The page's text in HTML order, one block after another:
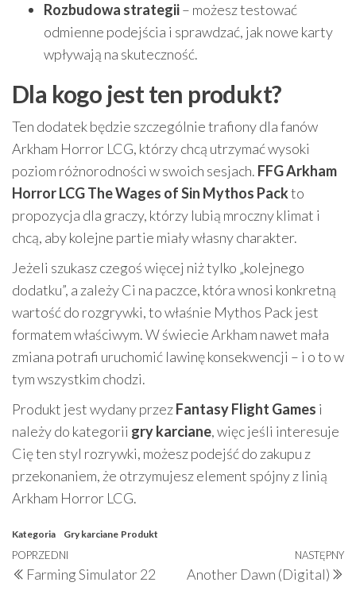
Rozbudowa strategii– możesz testować
odmienne podejścia i sprawdzać, jak nowe karty
wpływają na skuteczność.
Dla kogo jest ten produkt?
Ten dodatek będzie szczególnie trafiony dla fanów
Arkham Horror LCG, którzy chcą utrzymać wysoki
poziom różnorodności w swoich sesjach. FFG Arkham
Horror LCG The Wages of Sin Mythos Packto
propozycja dla graczy, którzy lubią mroczny klimat i
chcą, aby kolejne partie miały własny charakter.
Jeżeli szukasz czegoś więcej niż tylko „kolejnego
dodatku”, a zależy Ci na paczce, która wnosi konkretną
wartość do rozgrywki, to właśnie Mythos Pack jest
formatem właściwym. W świecie Arkham nawet mała
zmiana potrafi uruchomić lawinę konsekwencji – i o to w
tym wszystkim chodzi.
Produkt jest wydany przezFantasy Flight Games i
należy do kategorii gry karciane, więc jeśli interesuje
Cię ten styl rozrywki, możesz podejść do zakupu z
przekonaniem, że otrzymujesz element spójny z linią
Arkham Horror LCG.
Kategoria Gry karciane Produkt
Nawigacja
Poprzedni
wpis
POPRZEDNI
Farming Simulator 22
NASTĘPNY
Another Dawn (Digital)